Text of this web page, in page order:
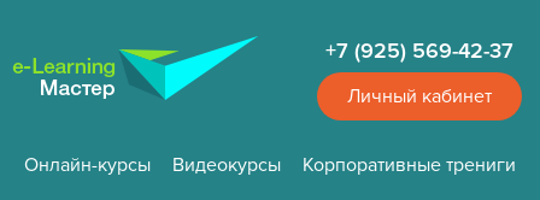
основному
содержанию
+7 (925) 569-42-37
Личный кабинет
Онлайн-курсы Видеокурсы
Корпоративные трениги